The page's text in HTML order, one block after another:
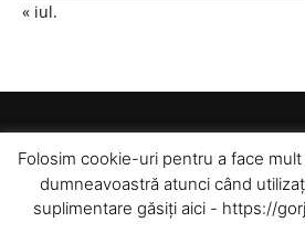
« iul.
Folosim cookie-uri pentru a face
dumneavoastră atunci când
suplimentare găsiți aici - https://